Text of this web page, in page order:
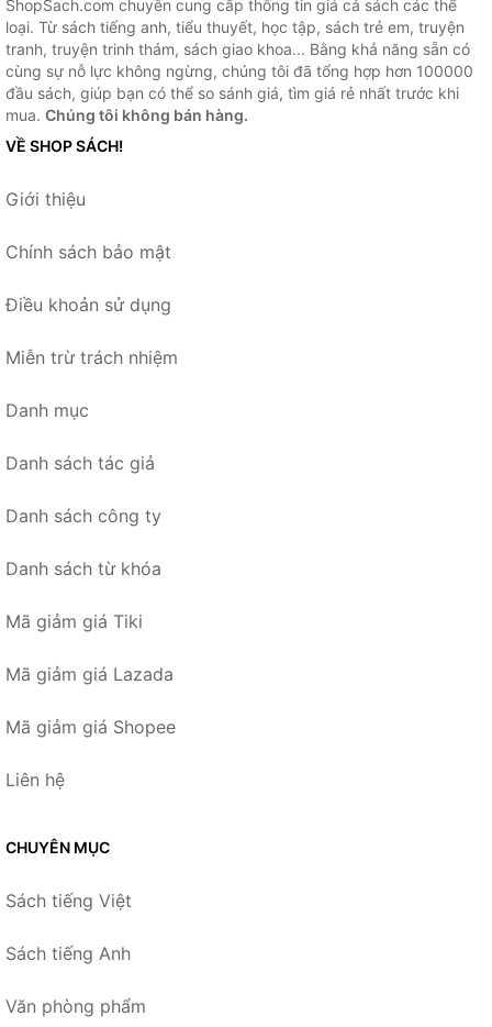
ShopSach.com chuyên cung cấp thông tin giá cả sách các thể
loại. Từ sách tiếng anh, tiểu thuyết, học tập, sách trẻ em, truyện
tranh, truyện trinh thám, sách giao khoa... Bằng khả năng sẵn có
cùng sự nỗ lực không ngừng, chúng tôi đã tổng hợp hơn 100000
đầu sách, giúp bạn có thể so sánh giá, tìm giá rẻ nhất trước khi
mua. Chúng tôi không bán hàng.
VỀ SHOP SÁCH!
Giới thiệu
Chính sách bảo mật
Điều khoản sử dụng
Miễn trừ trách nhiệm
Danh mục
Danh sách tác giả
Danh sách công ty
Danh sách từ khóa
Mã giảm giá Tiki
Mã giảm giá Lazada
Mã giảm giá Shopee
Liên hệ
CHUYÊN MỤC
Sách tiếng Việt
Sách tiếng Anh
Văn phòng phẩm